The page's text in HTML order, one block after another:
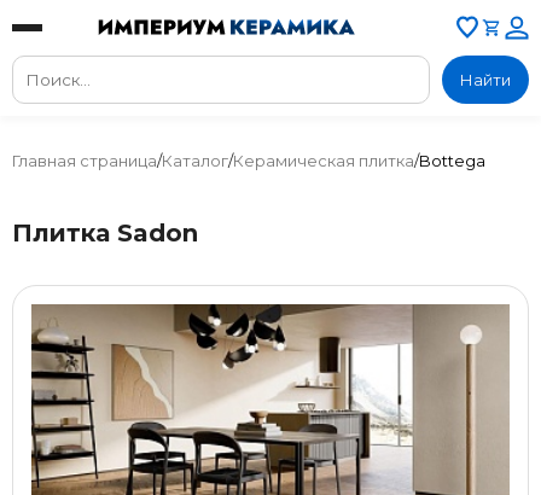
Найти
Главная страница/Каталог/Керамическая плитка/Bottega
Плитка Sadon